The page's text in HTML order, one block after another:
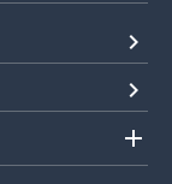
navigate_next
navigate_next
add